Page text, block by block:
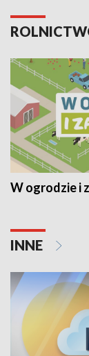
W ogrodzie i
INNE